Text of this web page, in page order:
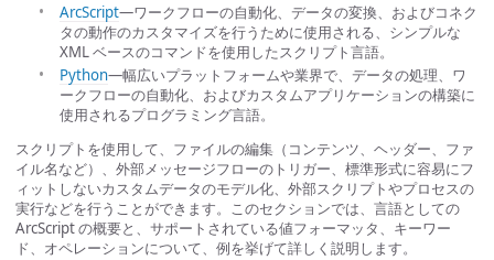
ArcScript—ワークフローの自動化、データの変換、およびコネク
タの動作のカスタマイズを行うために使用される、シンプルな
XML ベースのコマンドを使用したスクリプト言語。
Python—幅広いプラットフォームや業界で、データの処理、ワ
ークフローの自動化、およびカスタムアプリケーションの構築に
使用されるプログラミング言語。
スクリプトを使用して、ファイルの編集（コンテンツ、ヘッダー、ファ
イル名など）、外部メッセージフローのトリガー、標準形式に容易にフ
ィットしないカスタムデータのモデル化、外部スクリプトやプロセスの
実行などを行うことができます。このセクションでは、言語としての
ArcScript の概要と、サポートされている値フォーマッタ、キーワー
ド、オペレーションについて、例を挙げて詳しく説明します。